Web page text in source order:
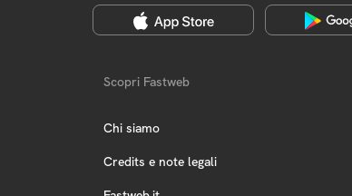
Scopri Fastweb
Chi siamo
Credits e note legali